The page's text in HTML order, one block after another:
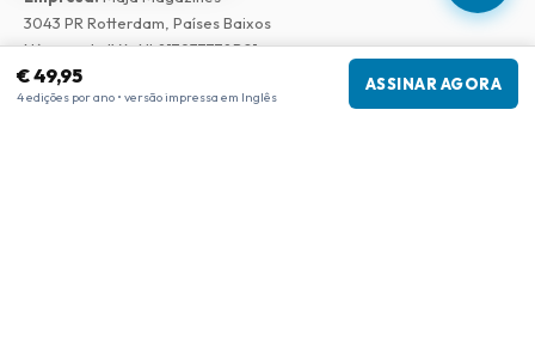
€ 49,95
4 edições por ano • versão impressa em Inglês
ASSINAR AGORA
3043 PR Rotterdam, Países Baixos
Número de IVA:NL817937778B01
Câmara de Comércio